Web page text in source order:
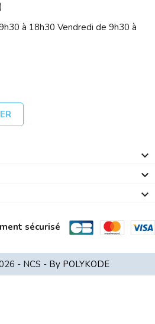
4 Baies ...
à 18h30 Vendredi de 9h30 à



sécurisé
- NCS - By POLYKODE